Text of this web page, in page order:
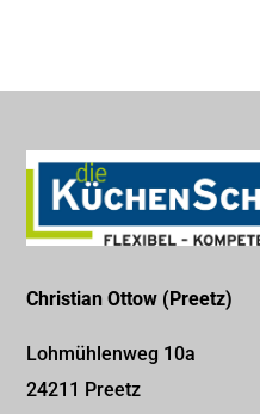
Christian Ottow (Preetz)
Lohmühlenweg 10a
24211 Preetz